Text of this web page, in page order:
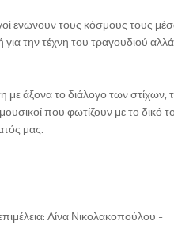
ενώνουν τους κόσμους τους
την τέχνη του τραγουδιού
με άξονα το διάλογο των στίχων,
που φωτίζουν με το δικό
μας.
Λίνα Νικολακοπούλου -